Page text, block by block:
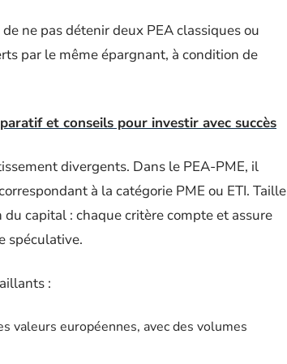
ne pas détenir deux PEA classiques ou
par le même épargnant, à condition de
et conseils pour investir avec succès
divergents. Dans le PEA-PME, il
à la catégorie PME ou ETI. Taille
capital : chaque critère compte et assure
spéculative.
:
valeurs européennes, avec des volumes